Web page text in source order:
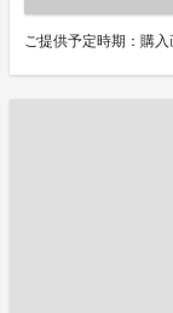
ご提供予定時期：購